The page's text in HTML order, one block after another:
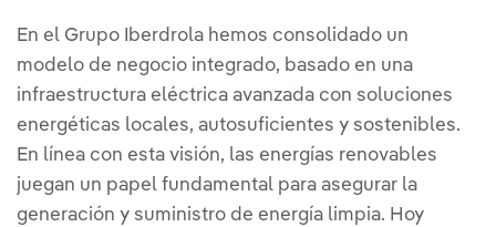
En el Grupo Iberdrola hemos consolidado un
modelo de negocio integrado, basado en una
infraestructura eléctrica avanzada con soluciones
energéticas locales, autosuficientes y sostenibles.
En línea con esta visión, las energías renovables
juegan un papel fundamental para asegurar la
generación y suministro de energía limpia. Hoy